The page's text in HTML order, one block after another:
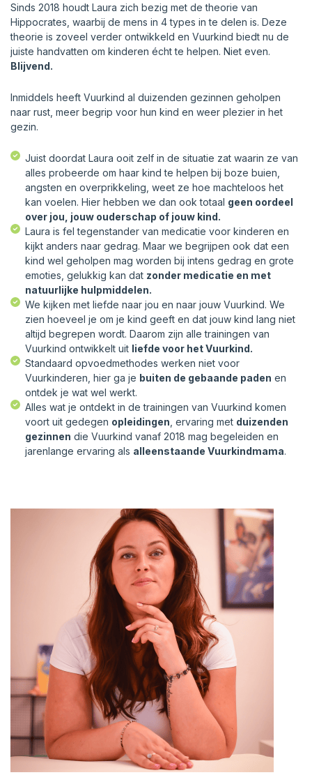
Sinds 2018 houdt Laura zich bezig met de theorie van
Hippocrates, waarbij de mens in 4 types in te delen is. Deze
theorie is zoveel verder ontwikkeld en Vuurkind biedt nu de
juiste handvatten om kinderen écht te helpen. Niet even.
Blijvend.
Inmiddels heeft Vuurkind al duizenden gezinnen geholpen
naar rust, meer begrip voor hun kind en weer plezier in het
gezin.
Juist doordat Laura ooit zelf in de situatie zat waarin ze van
alles probeerde om haar kind te helpen bij boze buien,
angsten en overprikkeling, weet ze hoe machteloos het
kan voelen. Hier hebben we dan ook totaal geen oordeel
over jou, jouw ouderschap of jouw kind.
Laura is fel tegenstander van medicatie voor kinderen en
kijkt anders naar gedrag. Maar we begrijpen ook dat een
kind wel geholpen mag worden bij intens gedrag en grote
emoties, gelukkig kan dat zonder medicatie en met
natuurlijke hulpmiddelen.
We kijken met liefde naar jou en naar jouw Vuurkind. We
zien hoeveel je om je kind geeft en dat jouw kind lang niet
altijd begrepen wordt. Daarom zijn alle trainingen van
Vuurkind ontwikkelt uit liefde voor het Vuurkind.
Standaard opvoedmethodes werken niet voor
Vuurkinderen, hier ga je buiten de gebaande paden en
ontdek je wat wel werkt.
Alles wat je ontdekt in de trainingen van Vuurkind komen
voort uit gedegen opleidingen , ervaring met duizenden
gezinnen die Vuurkind vanaf 2018 mag begeleiden en
jarenlange ervaring als alleenstaande Vuurkindmama.